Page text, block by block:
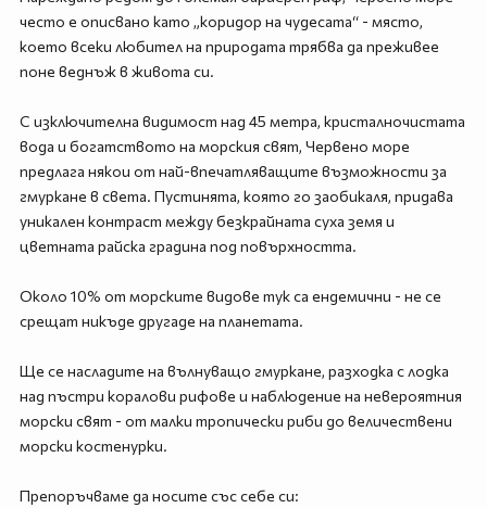
често е описвано като „коридор на чудесата“ - място,
което всеки любител на природата трябва да преживее
поне веднъж в живота си.
С изключителна видимост над 45 метра, кристалночистата
вода и богатството на морския свят, Червено море
предлага някои от най-впечатляващите възможности за
гмуркане в света. Пустинята, която го заобикаля, придава
уникален контраст между безкрайната суха земя и
цветната райска градина под повърхността.
Около 10% от морските видове тук са ендемични - не се
срещат никъде другаде на планетата.
Ще се насладите на вълнуващо гмуркане, разходка с лодка
над пъстри коралови рифове и наблюдение на невероятния
морски свят - от малки тропически риби до величествени
морски костенурки.
Препоръчваме да носите със себе си: